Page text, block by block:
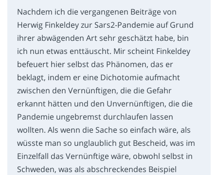
Nachdem ich die vergangenen Beiträge von
Herwig Finkeldey zur Sars2-Pandemie auf Grund
ihrer abwägenden Art sehr geschätzt habe, bin
ich nun etwas enttäuscht. Mir scheint Finkeldey
befeuert hier selbst das Phänomen, das er
beklagt, indem er eine Dichotomie aufmacht
zwischen den Vernünftigen, die die Gefahr
erkannt hätten und den Unvernünftigen, die die
Pandemie ungebremst durchlaufen lassen
wollten. Als wenn die Sache so einfach wäre, als
wüsste man so unglaublich gut Bescheid, was im
Einzelfall das Vernünftige wäre, obwohl selbst in
Schweden, was als abschreckendes Beispiel